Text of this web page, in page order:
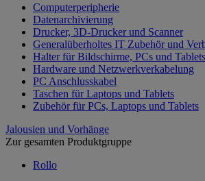
Computerperipherie
Datenarchivierung
Drucker, 3D-Drucker und Scanner
Generalüberholtes IT Zubehör und
Halter für Bildschirme, PCs und Tablets
Hardware und Netzwerkverkabelung
PC Anschlusskabel
Taschen für Laptops und Tablets
Zubehör für PCs, Laptops und Tablets
Jalousien und Vorhänge
Zur gesamten Produktgruppe
Rollo